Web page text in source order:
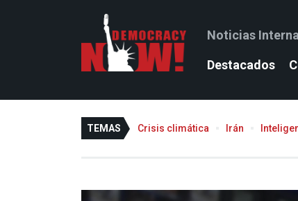
Noticias
Destacados
TEMAS Crisis climática Irán